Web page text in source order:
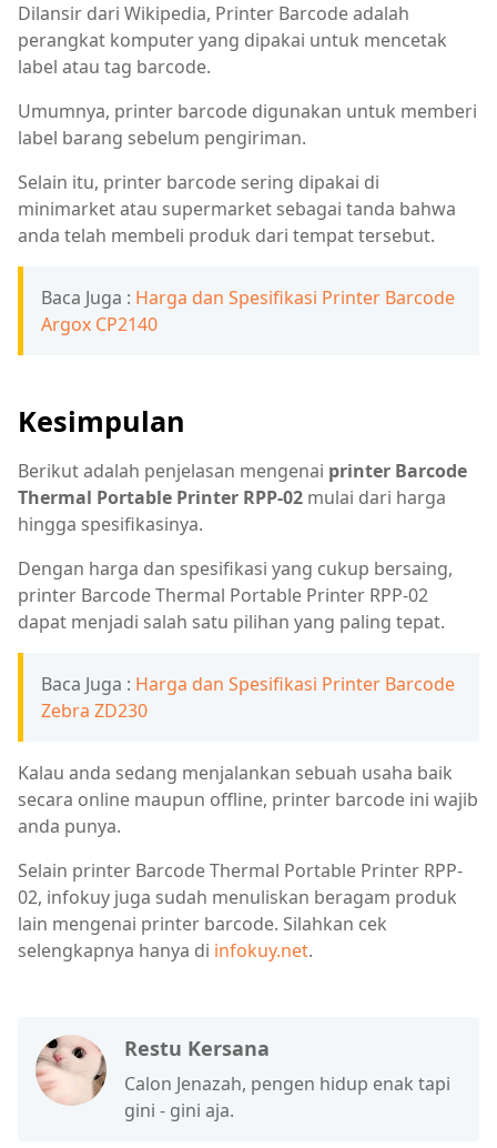
Dilansir dari Wikipedia, Printer Barcode adalah
perangkat komputer yang dipakai untuk mencetak
label atau tag barcode.
Umumnya, printer barcode digunakan untuk memberi
label barang sebelum pengiriman.
Selain itu, printer barcode sering dipakai di
minimarket atau supermarket sebagai tanda bahwa
anda telah membeli produk dari tempat tersebut.
Baca Juga : Harga dan Spesifikasi Printer Barcode
Argox CP2140
Kesimpulan
Berikut adalah penjelasan mengenai printer Barcode
Thermal Portable Printer RPP-02 mulai dari harga
hingga spesifikasinya.
Dengan harga dan spesifikasi yang cukup bersaing,
printer Barcode Thermal Portable Printer RPP-02
dapat menjadi salah satu pilihan yang paling tepat.
Baca Juga : Harga dan Spesifikasi Printer Barcode
Zebra ZD230
Kalau anda sedang menjalankan sebuah usaha baik
secara online maupun offline, printer barcode ini wajib
anda punya.
Selain printer Barcode Thermal Portable Printer RPP-
02, infokuy juga sudah menuliskan beragam produk
lain mengenai printer barcode. Silahkan cek
selengkapnya hanya di infokuy.net.
Restu Kersana
Calon Jenazah, pengen hidup enak tapi
gini - gini aja.